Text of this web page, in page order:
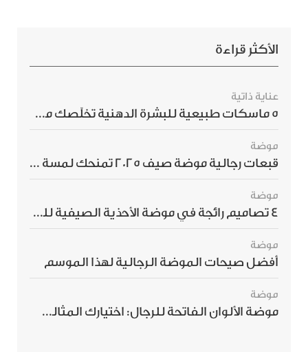
الأكثر قراءة
عناية ذاتية
5 ماسكات طبيعية للبشرة الدهنية تخلّصك من الحبوب بسرعة
موضة
قبعات رجالية موضة صيف 2025 تمنحك لمسة أناقة استثنائية
موضة
4 تصاميم رائجة في موضة الأحذية الصيفية للرجال هذا الموسم
موضة
أفضل صيحات الموضة الرجالية لهذا الموسم
موضة
موضة الألوان الفاتحة للرجال: اختيارك المثالي لإطلالة صيفية مبهرة